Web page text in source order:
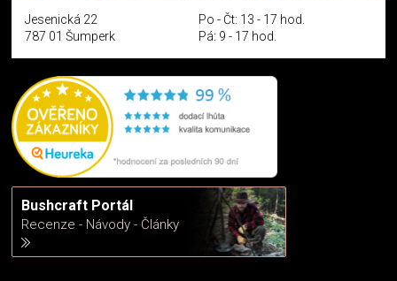
Jesenická 22
787 01 Šumperk
Po - Čt: 13 - 17 hod.
Pá: 9 - 17 hod.
Bushcraft Portál
Recenze - Návody - Články